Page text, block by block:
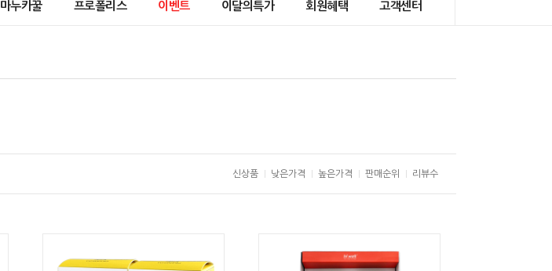
마누카꿀 프로폴리스 이벤트 이달의특가 회원혜택 고객센터
신상품 낮은가격 높은가격 판매순위 리뷰수